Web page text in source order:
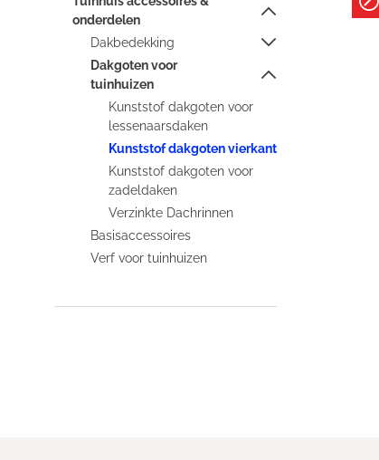
onderdelen
Dakbedekking
Dakgoten voor
tuinhuizen
Kunststof dakgoten voor
lessenaarsdaken
Kunststof dakgoten vierkant
Kunststof dakgoten voor
zadeldaken
Verzinkte Dachrinnen
Basisaccessoires
Verf voor tuinhuizen